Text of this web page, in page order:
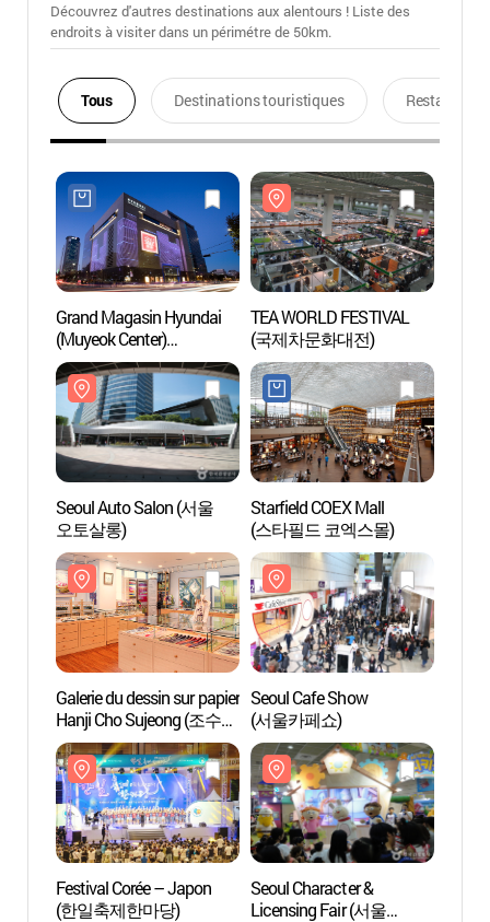
Découvrez d'autres destinations aux alentours ! Liste des
endroits à visiter dans un périmétre de 50km.
Tous Destinations touristiques Restaurants
Grand Magasin Hyundai
(Muyeok Center)
(현대백화점-무역센터점)
TEA WORLD FESTIVAL
(국제차문화대전)
Seoul Auto Salon (서울
오토살롱)
Starfield COEX Mall
(스타필드 코엑스몰)
Galerie du dessin sur papier
Hanji Cho Sujeong (조수정
한지그림 갤러리)
Seoul Cafe Show
(서울카페쇼)
Festival Corée – Japon
(한일축제한마당)
Seoul Character &
Licensing Fair (서울